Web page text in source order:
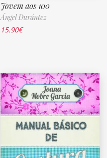
Jovem aos 100
Ángel Durántez
15.90€